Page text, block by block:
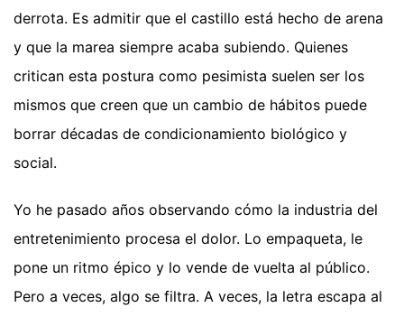
derrota. Es admitir que el castillo está hecho de arena
y que la marea siempre acaba subiendo. Quienes
critican esta postura como pesimista suelen ser los
mismos que creen que un cambio de hábitos puede
borrar décadas de condicionamiento biológico y
social.
Yo he pasado años observando cómo la industria del
entretenimiento procesa el dolor. Lo empaqueta, le
pone un ritmo épico y lo vende de vuelta al público.
Pero a veces, algo se filtra. A veces, la letra escapa al